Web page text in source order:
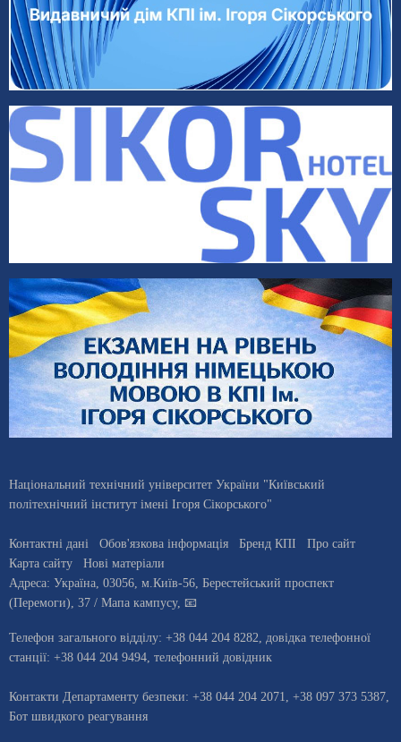
Національний технічний університет України "Київський
політехнічний інститут імені Ігоря Сікорського"
Контактні дані Обов'язкова інформація Бренд КПІ
Про сайт
Карта сайту
Нові матеріали
Адреса: Україна, 03056, м.Київ-56, Берестейський проспект
(Перемоги), 37 / Мапа кампусу, 📧
Телефон загального відділу: +38 044 204 8282 , довiдка телефонної
станцiї: +38 044 204 9494 телефонний довідник
Контакти Департаменту безпеки: +38 044 204 2071, +38 097 373 5387,
Бот швидкого реагування